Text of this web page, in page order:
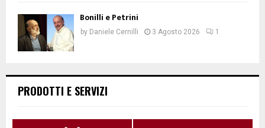
Bonilli e Petrini
by Daniele Cernilli 3 Agosto 2026 1
PRODOTTI E SERVIZI